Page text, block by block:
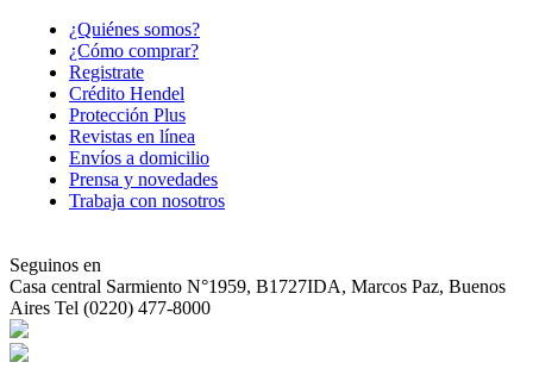
¿Quiénes somos?
¿Cómo comprar?
Registrate
Crédito Hendel
Protección Plus
Revistas en línea
Envíos a domicilio
Prensa y novedades
Trabaja con nosotros
Seguinos en
Casa central Sarmiento N°1959, B1727IDA, Marcos Paz, Buenos
Aires Tel (0220) 477-8000